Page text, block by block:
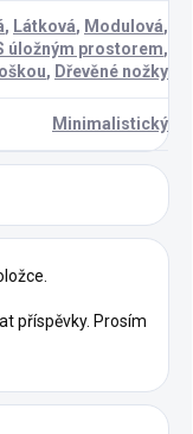
, Látková, Modulová,
úložným prostorem,
, Dřevěné nožky
Minimalistický
příspěvky. Prosím